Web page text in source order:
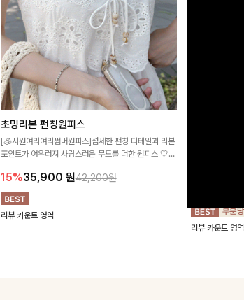
초밍리본 펀칭원피스
[🧊시원여리여리썸머원피스]섬세한 펀칭 디테일과 리본
포인트가 어우러져 사랑스러운 무드를 더한 원피스 🤍
출돼요 ✨
15%35,900 원42,200원
리뷰 카운트 영역
리뷰 카운트 영역